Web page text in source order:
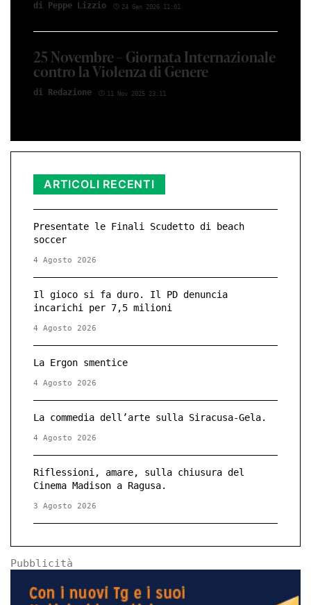
di Peppe Li­z­zio 24 Gen 2026 11:01
25 Novembre – Giornata Internazionale
contro la Violenza di Genere
di Red­azio­ne 11 Nov 2025 23:11
ARTICOLI RECENTI
Presentate le Finali Scudetto di beach
soccer
4 Agosto 2026
Il gioco si fa duro. Il PD denuncia
incarichi per 7,5 milioni
4 Agosto 2026
La Ergon smentice
4 Agosto 2026
La commedia dell’arte sulla Siracusa-Gela.
4 Agosto 2026
Riflessioni, amare, sulla chiusura del
Cinema Madison a Ragusa.
3 Agosto 2026
Pubblicità